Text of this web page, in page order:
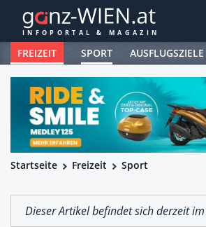
FREIZEIT SPORT AUSFLUGSZIELE
Startseite Freizeit Sport
Dieser Artikel befindet sich derzeit